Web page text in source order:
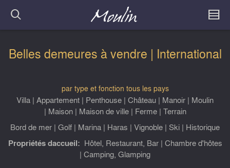
Belles demeures à vendre | International
par type et fonction tous les pays
Villa | Appartement | Penthouse | Château | Manoir | Moulin
| Maison| Maison de ville| Ferme| Terrain
Bord de mer | Golf | Marina | Haras | Vignoble | Ski | Historique
Propriétés daccueil: Hôtel, Restaurant, Bar| Chambre d'hôtes
| Camping, Glamping